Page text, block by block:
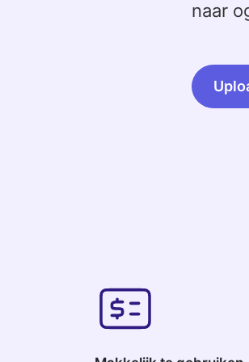
naar